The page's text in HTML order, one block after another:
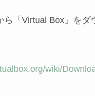
ら「Virtual Box」をダ
wiki/